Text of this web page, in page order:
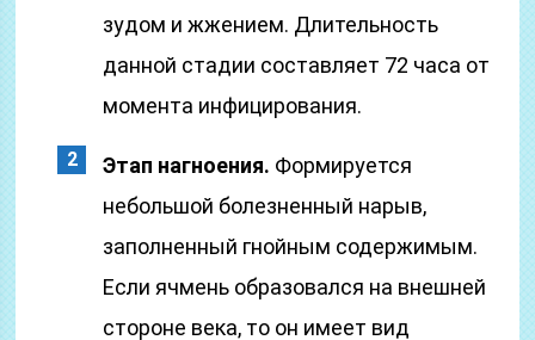
зудом и жжением. Длительность
данной стадии составляет 72 часа от
момента инфицирования.
Этап нагноения. Формируется
небольшой болезненный нарыв,
заполненный гнойным содержимым.
Если ячмень образовался на внешней
стороне века, то он имеет вид